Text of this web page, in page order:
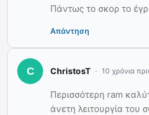
Πάντως το σκορ το
Απάντηση
ChristosT 10 χρόνια
Περισσότερη ram
άνετη λειτουργία του